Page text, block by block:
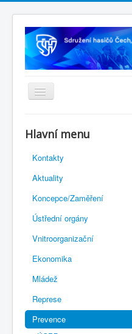
Rejstřík sportu
Novelizace Stanov SH ČMS
Plán činnosti 2026
Kalendář akcí
Výhody pro členy
Portál REDENOX
Hlavní menu
Kontakty
Aktuality
Koncepce/Zaměření
Ústřední orgány
Vnitroorganizační
Ekonomika
Mládež
Represe
Prevence